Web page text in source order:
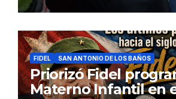
FIDEL SAN ANTONIO DE LOS BAÑOS
Priorizó Fidel
Materno Infantil en